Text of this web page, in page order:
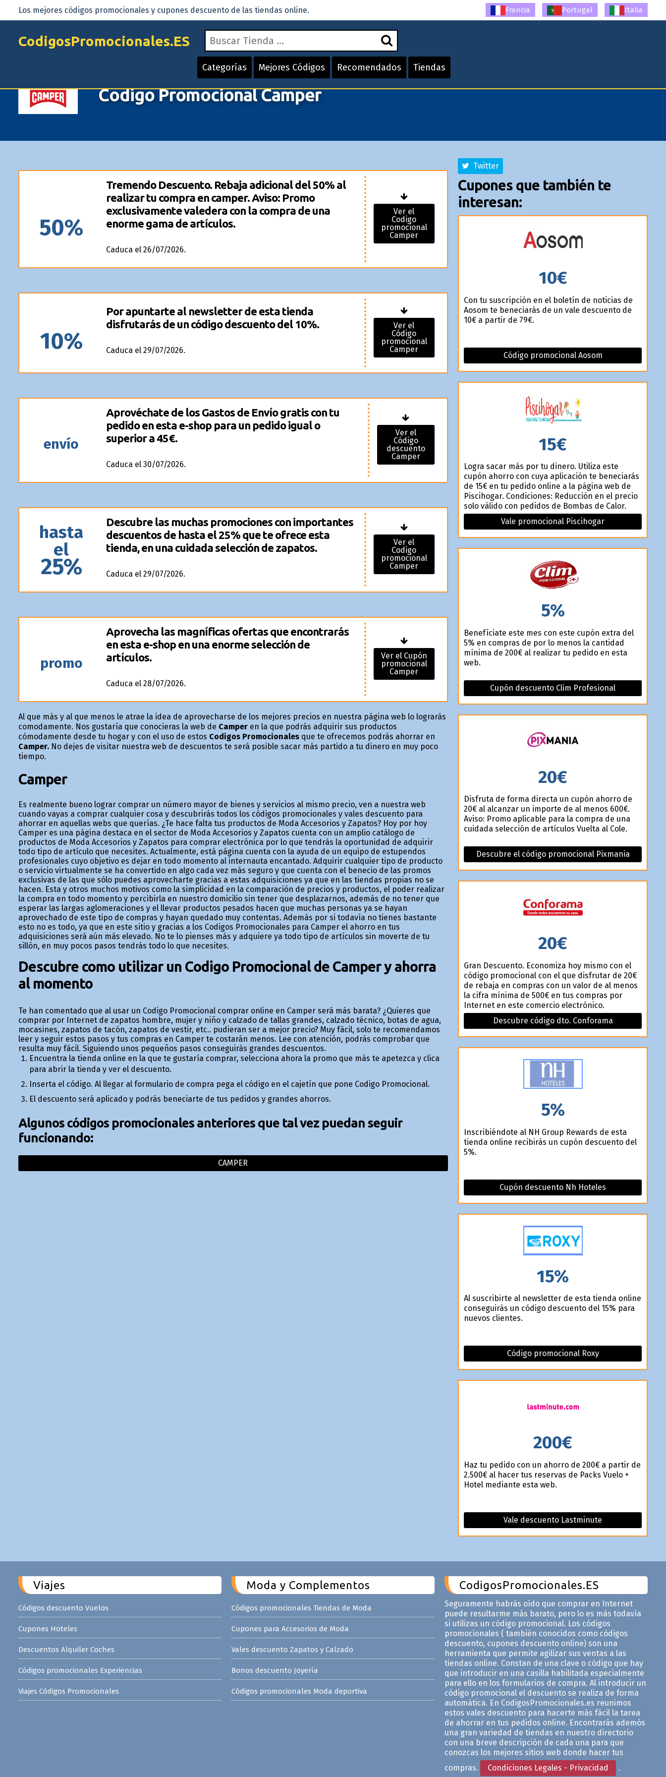
CodigosPromocionales.ES
Categorías Mejores Códigos Recomendados Tiendas
Los mejores códigos promocionales y cupones descuento de las tiendas online. Francia Portugal Italia
Codigo Promocional Camper
50%
Tremendo Descuento. Rebaja adicional del 50% al
realizar tu compra en camper. Aviso: Promo
exclusivamente valedera con la compra de una
enorme gama de artículos.
Caduca el 26/07/2026.
Ver el
Codigo
promocional
Camper
10%
Por apuntarte al newsletter de esta tienda
disfrutarás de un código descuento del 10%.
Caduca el 29/07/2026.
Ver el
Código
promocional
Camper
envío
Aprovéchate de los Gastos de Envío gratis con tu
pedido en esta e-shop para un pedido igual o
superior a 45€.
Caduca el 30/07/2026.
Ver el
Código
descuento
Camper
hasta
el
25%
Descubre las muchas promociones con importantes
descuentos de hasta el 25% que te ofrece esta
tienda, en una cuidada selección de zapatos.
Caduca el 29/07/2026.
Ver el
Codigo
promocional
Camper
promo
Aprovecha las magníficas ofertas que encontrarás
en esta e-shop en una enorme selección de
artículos.
Caduca el 28/07/2026.
Ver el Cupón
promocional
Camper
Al que más y al que menos le atrae la idea de aprovecharse de los mejores precios en nuestra página web lo lograrás
comodamente. Nos gustaría que conocieras la web de Camperen la que podrás adquirir sus productos
cómodamente desde tu hogar y con el uso de estos Codigos Promocionalesque te ofrecemos podrás ahorrar en
Camper.No dejes de visitar nuestra web de descuentos te será posible sacar más partido a tu dinero en muy poco
tiempo.
Camper
Es realmente bueno lograr comprar un número mayor de bienes y servicios al mismo precio, ven a nuestra web
cuando vayas a comprar cualquier cosa y descubrirás todos los códigos promocionales y vales descuento para
ahorrar en aquellas webs que querías. ¿Te hace falta tus productos de Moda Accesorios y Zapatos? Hoy por hoy
Camper es una página destaca en el sector de Moda Accesorios y Zapatos cuenta con un amplio catálogo de
productos de Moda Accesorios y Zapatos para comprar electrónica por lo que tendrás la oportunidad de adquirir
todo tipo de artículo que necesites. Actualmente, está página cuenta con la ayuda de un equipo de estupendos
profesionales cuyo objetivo es dejar en todo momento al internauta encantado. Adquirir cualquier tipo de producto
o servicio virtualmente se ha convertido en algo cada vez más seguro y que cuenta con el beneficio de las promos
exclusivas de las que sólo puedes aprovecharte gracias a estas adquisiciones ya que en las tiendas propias no se
hacen. Esta y otros muchos motivos como la simplicidad en la comparación de precios y productos, el poder realizar
la compra en todo momento y percibirla en nuestro domicilio sin tener que desplazarnos, además de no tener que
esperar las largas aglomeraciones y el llevar productos pesados hacen que muchas personas ya se hayan
aprovechado de este tipo de compras y hayan quedado muy contentas. Además por si todavía no tienes bastante
esto no es todo, ya que en este sitio y gracias a los Codigos Promocionales para Camper el ahorro en tus
adquisiciones será aún más elevado. No te lo pienses más y adquiere ya todo tipo de artículos sin moverte de tu
sillón, en muy pocos pasos tendrás todo lo que necesites.
Descubre como utilizar un Codigo Promocional de Camper y ahorra
al momento
Te han comentado que al usar un Codigo Promocional comprar online en Camper será más barata? ¿Quieres que
comprar por Internet de zapatos hombre, mujer y niño y calzado de tallas grandes, calzado técnico, botas de agua,
mocasines, zapatos de tacón, zapatos de vestir, etc.. pudieran ser a mejor precio? Muy fácil, solo te recomendamos
leer y seguir estos pasos y tus compras en Camper te costarán menos. Lee con atención, podrás comprobar que
resulta muy fácil. Siguiendo unos pequeños pasos conseguirás grandes descuentos.
Encuentra la tienda online en la que te gustaría comprar, selecciona ahora la promo que más te apetezca y clica
para abrir la tienda y ver el descuento.
Inserta el código. Al llegar al formulario de compra pega el código en el cajetín que pone Codigo Promocional.
El descuento será aplicado y podrás beneficiarte de tus pedidos y grandes ahorros.
Algunos códigos promocionales anteriores que tal vez puedan seguir
funcionando:
CAMPER
Twitter
Cupones que también te
interesan:
10€
Con tu suscripción en el boletín de noticias de
Aosom te beneficiarás de un vale descuento de
10€ a partir de 79€.
Código promocional Aosom
15€
Logra sacar más por tu dinero. Utiliza este
cupón ahorro con cuya aplicación te beneficiarás
de 15€ en tu pedido online a la página web de
Piscihogar. Condiciones: Reducción en el precio
solo válido con pedidos de Bombas de Calor.
Vale promocional Piscihogar
5%
Benefíciate este mes con este cupón extra del
5% en compras de por lo menos la cantidad
mínima de 200€ al realizar tu pedido en esta
web.
Cupón descuento Clim Profesional
20€
Disfruta de forma directa un cupón ahorro de
20€ al alcanzar un importe de al menos 600€.
Aviso: Promo aplicable para la compra de una
cuidada selección de artículos Vuelta al Cole.
Descubre el código promocional Pixmania
20€
Gran Descuento. Economiza hoy mismo con el
código promocional con el que disfrutar de 20€
de rebaja en compras con un valor de al menos
la cifra mínima de 500€ en tus compras por
Internet en este comercio electrónico.
Descubre código dto. Conforama
5%
Inscribiéndote al NH Group Rewards de esta
tienda online recibirás un cupón descuento del
5%.
Cupón descuento Nh Hoteles
15%
Al suscribirte al newsletter de esta tienda online
conseguirás un código descuento del 15% para
nuevos clientes.
Código promocional Roxy
200€
Haz tu pedido con un ahorro de 200€ a partir de
2.500€ al hacer tus reservas de Packs Vuelo +
Hotel mediante esta web.
Vale descuento Lastminute
Viajes
Códigos descuento Vuelos
Cupones Hoteles
Descuentos Alquiler Coches
Códigos promocionales Experiencias
Viajes Códigos Promocionales
Moda y Complementos
Códigos promocionales Tiendas de Moda
Cupones para Accesorios de Moda
Vales descuento Zapatos y Calzado
Bonos descuento Joyería
Códigos promocionales Moda deportiva
CodigosPromocionales.ES
Seguramente habrás oído que comprar en Internet
puede resultarme más barato, pero lo es más todavía
si utilizas un código promocional. Los códigos
promocionales ( también conocidos como códigos
descuento, cupones descuento online) son una
herramienta que permite agilizar sus ventas a las
tiendas online. Constan de una clave o código que hay
que introducir en una casilla habilitada especialmente
para ello en los formularios de compra. Al introducir un
código promocional el descuento se realiza de forma
automática. En CodigosPromocionales.es reunimos
estos vales descuento para hacerte más fácil la tarea
de ahorrar en tus pedidos online. Encontrarás ademós
una gran variedad de tiendas en nuestro directorio
con una breve descripción de cada una para que
conozcas los mejores sitios web donde hacer tus
compras.
Condiciones Legales - Privacidad .